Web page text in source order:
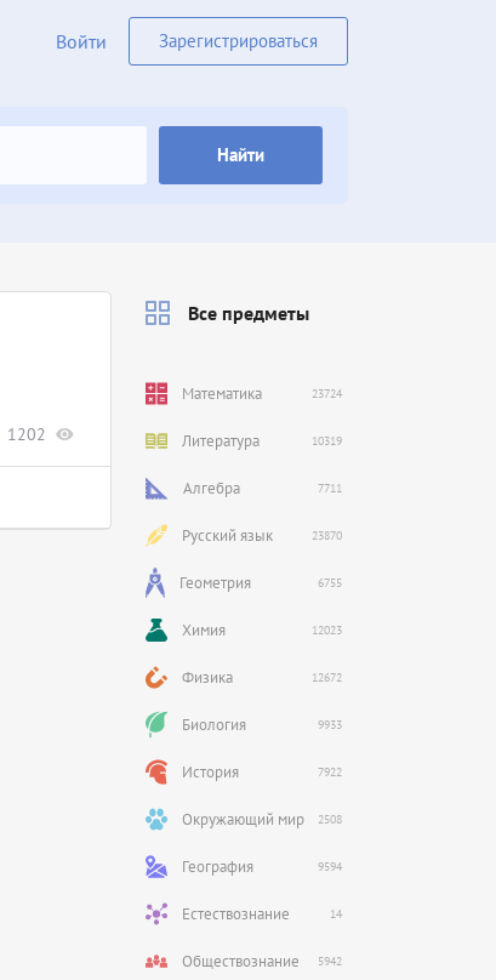
Войти Зарегистрироваться
Найти
1202
Все предметы
Математика 23724
Литература 10319
Алгебра 7711
Русский язык 23870
Геометрия 6755
Химия 12023
Физика 12672
Биология 9933
История 7922
Окружающий мир 2508
География 9594
Естествознание 14
Обществознание 5942